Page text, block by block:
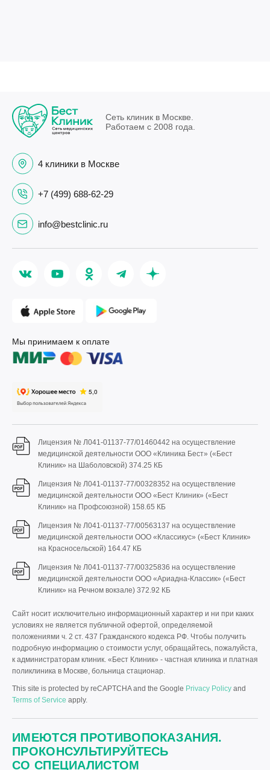
Сеть клиник в Москве.
Работаем с 2008 года.
4 клиники в Москве
+7 (499) 688-62-29
info@bestclinic.ru
Мы принимаем к оплате
Лицензия № Л041-01137-77/01460442 на осуществление
медицинской деятельности ООО «Клиника Бест» («Бест
Клиник» на Шаболовской) 374.25 КБ
Лицензия № Л041-01137-77/00328352 на осуществление
медицинской деятельности ООО «Бест Клиник» («Бест
Клиник» на Профсоюзной) 158.65 КБ
Лицензия № Л041-01137-77/00563137 на осуществление
медицинской деятельности ООО «Классикус» («Бест Клиник»
на Красносельской) 164.47 КБ
Лицензия № Л041-01137-77/00325836 на осуществление
медицинской деятельности ООО «Ариадна-Классик» («Бест
Клиник» на Речном вокзале) 372.92 КБ
Сайт носит исключительно информационный характер и ни при каких
условиях не является публичной офертой, определяемой
положениями ч. 2 ст. 437 Гражданского кодекса РФ. Чтобы получить
подробную информацию о стоимости услуг, обращайтесь, пожалуйста,
к администраторам клиник. «Бест Клиник» - частная клиника и платная
поликлиника в Москве, больница стационар.
This site is protected by reCAPTCHA and the Google Privacy Policy and
Terms of Service apply.
ИМЕЮТСЯ ПРОТИВОПОКАЗАНИЯ.
ПРОКОНСУЛЬТИРУЙТЕСЬ
СО СПЕЦИАЛИСТОМ